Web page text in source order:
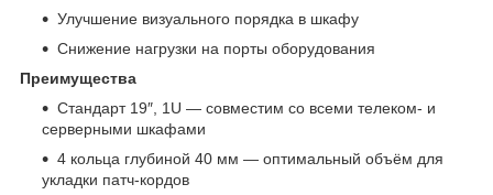
Улучшение визуального порядка в шкафу
Снижение нагрузки на порты оборудования
Преимущества
Стандарт 19″, 1U — совместим со всеми телеком‑ и
серверными шкафами
4 кольца глубиной 40 мм — оптимальный объём для
укладки патч‑кордов